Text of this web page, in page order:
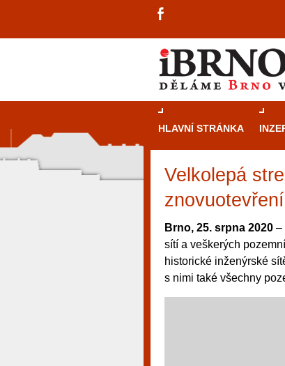
HLAVNÍ STRÁNKA
Velkolepá
Brno, 25. srpna 2020 –
sítí a veškerých
historické inženýrské
s nimi také všechny